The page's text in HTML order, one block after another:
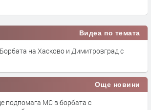
Видеа по темата
на Хасково и Димитровград с
Още новини
подпомага МС в борбата с